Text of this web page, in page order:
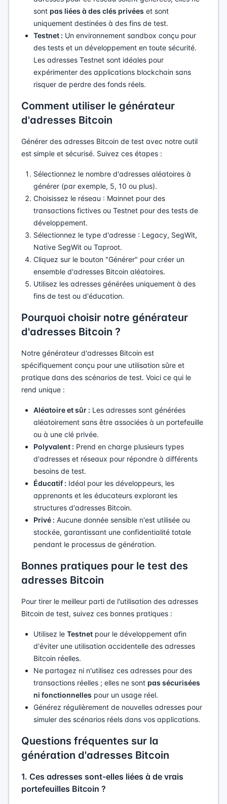
sont pas liées à des clés privées et sont
uniquement destinées à des fins de test.
Testnet : Un environnement sandbox conçu pour
des tests et un développement en toute sécurité.
Les adresses Testnet sont idéales pour
expérimenter des applications blockchain sans
risquer de perdre des fonds réels.
Comment utiliser le générateur
d'adresses Bitcoin
Générer des adresses Bitcoin de test avec notre outil
est simple et sécurisé. Suivez ces étapes :
Sélectionnez le nombre d'adresses aléatoires à
générer (par exemple, 5, 10 ou plus).
Choisissez le réseau : Mainnet pour des
transactions fictives ou Testnet pour des tests de
développement.
Sélectionnez le type d'adresse : Legacy, SegWit,
Native SegWit ou Taproot.
Cliquez sur le bouton "Générer" pour créer un
ensemble d'adresses Bitcoin aléatoires.
Utilisez les adresses générées uniquement à des
fins de test ou d'éducation.
Pourquoi choisir notre générateur
d'adresses Bitcoin ?
Notre générateur d'adresses Bitcoin est
spécifiquement conçu pour une utilisation sûre et
pratique dans des scénarios de test. Voici ce qui le
rend unique :
Aléatoire et sûr : Les adresses sont générées
aléatoirement sans être associées à un portefeuille
ou à une clé privée.
Polyvalent : Prend en charge plusieurs types
d'adresses et réseaux pour répondre à différents
besoins de test.
Éducatif : Idéal pour les développeurs, les
apprenants et les éducateurs explorant les
structures d'adresses Bitcoin.
Privé : Aucune donnée sensible n'est utilisée ou
stockée, garantissant une confidentialité totale
pendant le processus de génération.
Bonnes pratiques pour le test des
adresses Bitcoin
Pour tirer le meilleur parti de l'utilisation des adresses
Bitcoin de test, suivez ces bonnes pratiques :
Utilisez le Testnet pour le développement afin
d'éviter une utilisation accidentelle des adresses
Bitcoin réelles.
Ne partagez ni n'utilisez ces adresses pour des
transactions réelles ; elles ne sont pas sécurisées
ni fonctionnelles pour un usage réel.
Générez régulièrement de nouvelles adresses pour
simuler des scénarios réels dans vos applications.
Questions fréquentes sur la
génération d'adresses Bitcoin
1. Ces adresses sont-elles liées à de vrais
portefeuilles Bitcoin ?